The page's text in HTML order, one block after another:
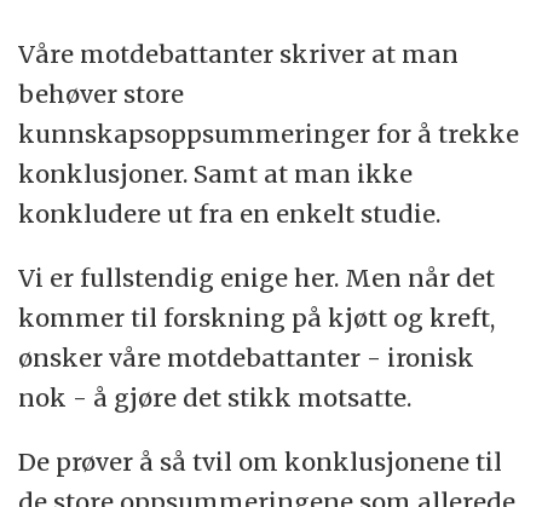
Våre motdebattanter skriver at man
behøver store
kunnskapsoppsummeringer for å trekke
konklusjoner. Samt at man ikke
konkludere ut fra en enkelt studie.
Vi er fullstendig enige her. Men når det
kommer til forskning på kjøtt og kreft,
ønsker våre motdebattanter - ironisk
nok - å gjøre det stikk motsatte.
De prøver å så tvil om konklusjonene til